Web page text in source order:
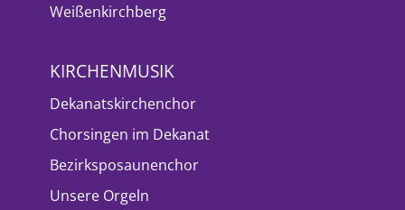
Weißenkirchberg
KIRCHENMUSIK
Dekanatskirchenchor
Chorsingen im Dekanat
Bezirksposaunenchor
Unsere Orgeln